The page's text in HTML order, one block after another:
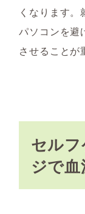
くなります
パソコンを避
させることが
セル
ジで